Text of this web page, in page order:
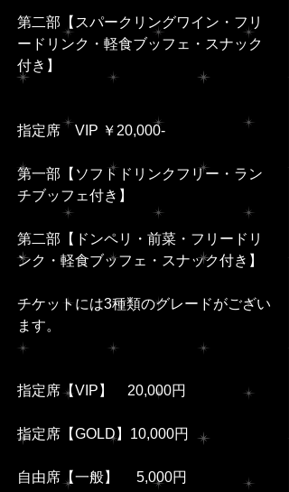
第二部【スパークリングワイン・フリ
ードリンク・軽食ブッフェ・スナック
付き】
指定席　VIP ￥20,000-
第一部【ソフトドリンクフリー・ラン
チブッフェ付き】
第二部【ドンペリ・前菜・フリードリ
ンク・軽食ブッフェ・スナック付き】
チケットには3種類のグレードがござい
ます。
指定席【VIP】　20,000円
指定席【GOLD】10,000円
自由席【一般】　 5,000円